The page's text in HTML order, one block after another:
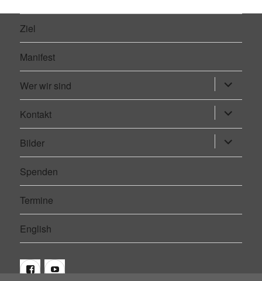
Ziel
Manifest
Wer wir sind
öffnen
Kontakt
öffnen
Bilder
öffnen
Spenden
Termine
English
FacebookYoutube